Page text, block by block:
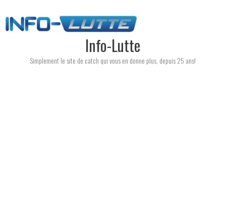
to
content
Info-Lutte
Simplement le site de catch qui vous en donne plus, depuis 25 ans!